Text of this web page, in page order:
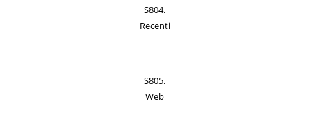
S804.
Recenti
S805.
Web